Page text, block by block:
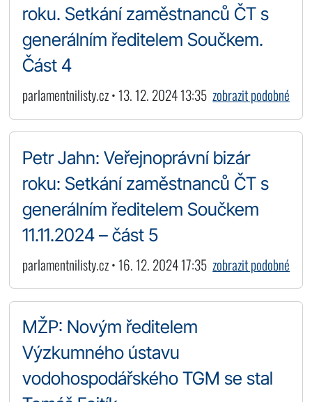
roku. Setkání zaměstnanců ČT s
generálním ředitelem Součkem.
Část 4
parlamentnilisty.cz • 13. 12. 2024 13:35 zobrazit podobné
Petr Jahn: Veřejnoprávní bizár
roku: Setkání zaměstnanců ČT s
generálním ředitelem Součkem
11.11.2024 – část 5
parlamentnilisty.cz • 16. 12. 2024 17:35 zobrazit podobné
MŽP: Novým ředitelem
Výzkumného ústavu
vodohospodářského TGM se stal